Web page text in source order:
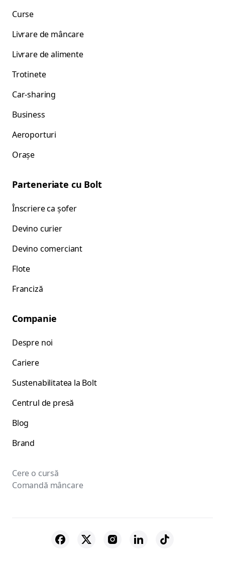
Curse
Livrare de mâncare
Livrare de alimente
Trotinete
Car-sharing
Business
Aeroporturi
Orașe
Parteneriate cu Bolt
Înscriere ca șofer
Devino curier
Devino comerciant
Flote
Franciză
Companie
Despre noi
Cariere
Sustenabilitatea la Bolt
Centrul de presă
Blog
Brand
Cere o cursă
Comandă mâncare